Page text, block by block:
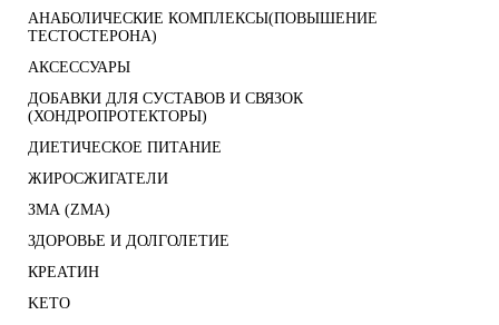
АНАБОЛИЧЕСКИЕ КОМПЛЕКСЫ(ПОВЫШЕНИЕ
ТЕСТОСТЕРОНА)
АКСЕССУАРЫ
ДОБАВКИ ДЛЯ СУСТАВОВ И СВЯЗОК
(ХОНДРОПРОТЕКТОРЫ)
ДИЕТИЧЕСКОЕ ПИТАНИЕ
ЖИРОСЖИГАТЕЛИ
ЗМА (ZMA)
ЗДОРОВЬЕ И ДОЛГОЛЕТИЕ
КРЕАТИН
KETO